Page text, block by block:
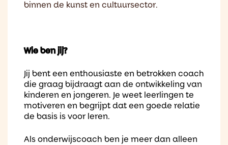
binnen de kunst en cultuursector.
Wie ben jij?
Jij bent een enthousiaste en betrokken coach
die graag bijdraagt aan de ontwikkeling van
kinderen en jongeren. Je weet leerlingen te
motiveren en begrijpt dat een goede relatie
de basis is voor leren.
Als onderwijscoach ben je meer dan alleen